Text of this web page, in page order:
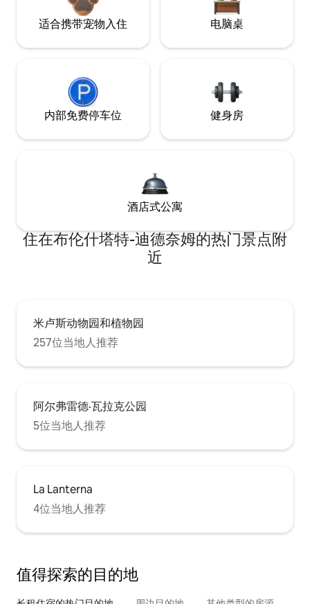
适合携带宠物入住 电脑桌
内部免费停车位 健身房
酒店式公寓
住在布伦什塔特-迪德奈姆的热门景点附
近
米卢斯动物园和植物园
257位当地人推荐
阿尔弗雷德·瓦拉克公园
5位当地人推荐
La Lanterna
4位当地人推荐
值得探索的目的地